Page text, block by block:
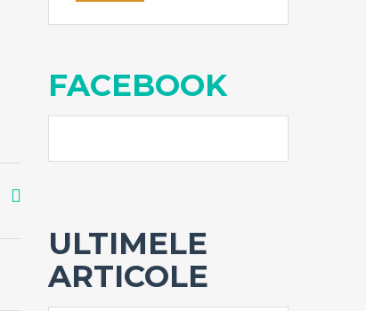
parola? LOGARE
FACEBOOK
ULTIMELE
ARTICOLE